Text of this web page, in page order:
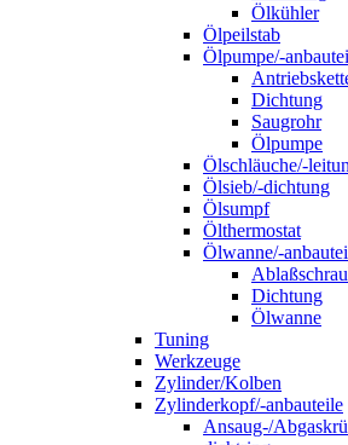
Ölkühler
Ölpeilstab
Ölpumpe/-
Dichtung
Saugrohr
Ölpumpe
Ölschläuche/-
Ölsieb/-dichtung
Ölsumpf
Ölthermostat
Ölwanne/-
Dichtung
Ölwanne
Tuning
Werkzeuge
Zylinder/Kolben
Zylinderkopf/-anbauteile
Ansaug-/